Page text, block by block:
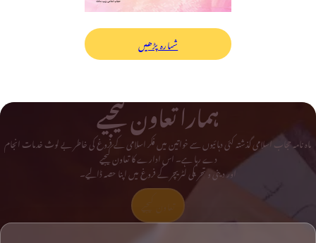
شمارہ پڑھیں
ہمارا تعاون کیجیے
ماہ نامہ حجاب اسلامی گذشتہ کئی دہائیوں سے خواتین میں فکر اسلامی کے فروغ کی خاطر بے لوث خدمات انجام
دے رہا ہے۔ اس ادارے کا تعاون کیجیے
اور دینی و تحریکی لٹریچر کے فروغ میں اپنا حصہ ڈالیے۔